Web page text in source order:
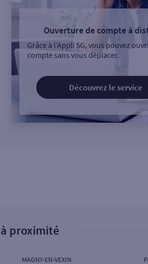
Ouverture de compte à
Grâce à l’Appli SG, vous pouvez
compte sans vous déplacer.
Découvrez le service
proximité
MAGNY-EN-VEXIN